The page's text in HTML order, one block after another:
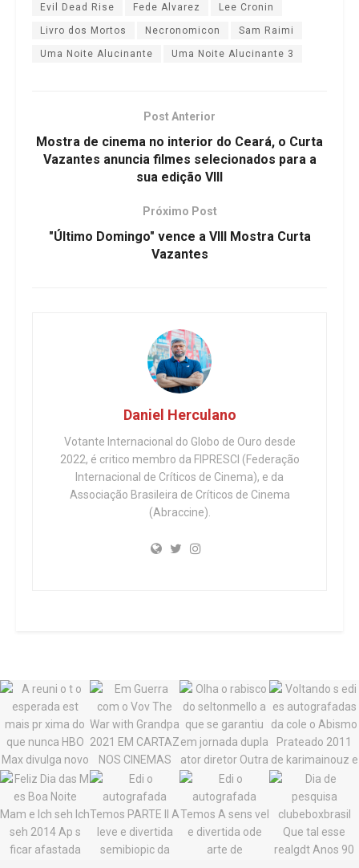
Evil Dead Rise Fede Alvarez Lee Cronin
Livro dos Mortos Necronomicon Sam Raimi
Uma Noite Alucinante Uma Noite Alucinante 3
Post Anterior
Mostra de cinema no interior do Ceará, o Curta
Vazantes anuncia filmes selecionados para a
sua edição VIII
Próximo Post
"Último Domingo" vence a VIII Mostra Curta
Vazantes
Daniel Herculano
Votante Internacional do Globo de Ouro desde
2022, é critico membro da FIPRESCI (Federação
Internacional de Críticos de Cinema), e da
Associação Brasileira de Críticos de Cinema
(Abraccine).